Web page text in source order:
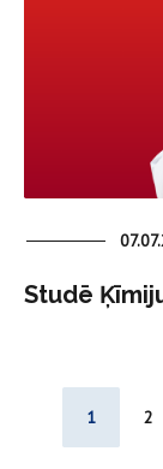
Studē
1 2